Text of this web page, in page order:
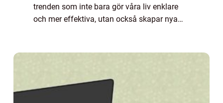
trenden som inte bara gör våra liv enklare
och mer effektiva, utan också skapar nya